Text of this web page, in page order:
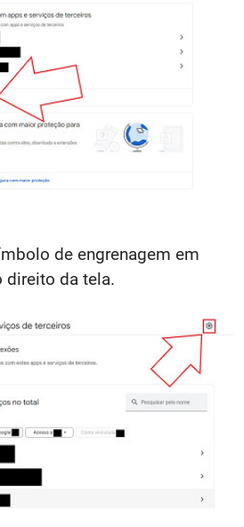
de engrenagem em
direito da tela.